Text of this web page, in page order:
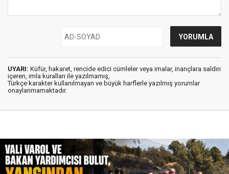
UYARI: Küfür, hakaret, rencide edici cümleler veya imalar, inançlara saldırı
içeren, imla kuralları ile yazılmamış,
Türkçe karakter kullanılmayan ve büyük harflerle yazılmış yorumlar
onaylanmamaktadır.